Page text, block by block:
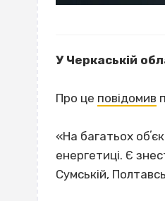
У Черкаській
Про це повідомив
«На багатьох
енергетиці. Є
Сумській,